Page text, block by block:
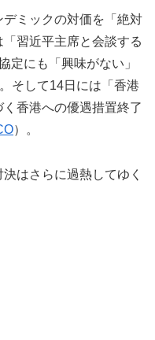
ミックの対価を「絶対
習近平主席と会談する
定にも「興味がない」
。そして14日には「香港
香港への優遇措置終了
） 。
決はさらに過熱してゆく